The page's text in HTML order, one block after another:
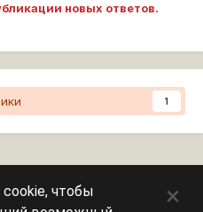
новых ответов.
1
чтобы
×